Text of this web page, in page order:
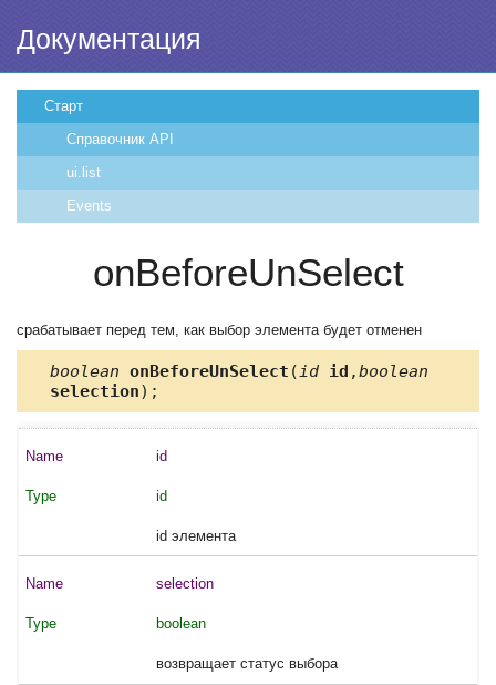
Документация
Старт
Справочник API
ui.list
Events
onBeforeUnSelect
срабатывает перед тем, как выбор элемента будет отменен
boolean onBeforeUnSelect ( id id ,boolean
selection);
id
id
id элемента
selection
boolean
возвращает статус выбора